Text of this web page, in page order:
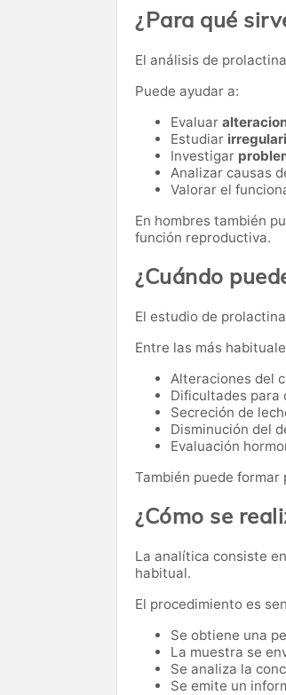
¿Para qué
El análisis de
Puede ayudar a:
Evaluar
Estudiar
Investigar
Analizar causas
Valorar el
En hombres también
función reproductiva.
¿Cuándo
El estudio de
Entre las más
Alteraciones del
Dificultades para
Secreción de
Disminución del
Evaluación
También puede
¿Cómo se
La analítica consiste
habitual.
El procedimiento es
Se obtiene una
La muestra se
Se analiza la
Se emite un